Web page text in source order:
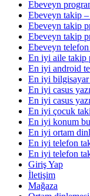
Ebeveyn
Ebeveyn takip
Ebeveyn takip
Ebeveyn takip
Ebeveyn
En iyi aile takip
En iyi android
En iyi bilgisayar
En iyi casus
En iyi casus
En iyi çocuk
En iyi konum
En iyi ortam
En iyi telefon
En iyi telefon
Giriş Yap
İletişim
Mağaza